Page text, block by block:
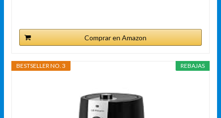
Comprar en Amazon
REBAJAS
BESTSELLER NO. 3